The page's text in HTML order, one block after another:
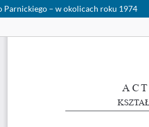
Parnickiego – w okolicach roku 1974